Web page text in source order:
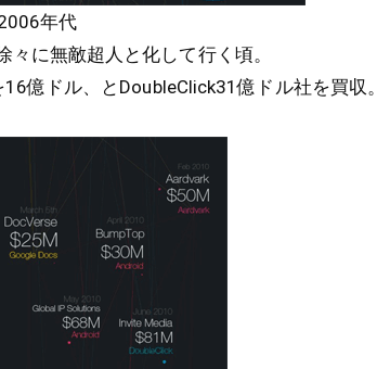
年代
々に無敵超人と化して行く頃。
16億ドル、とDoubleClick31億ドル社を買収。